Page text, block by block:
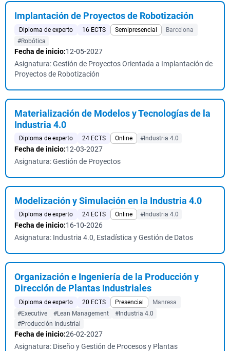
Implantación de Proyectos de Robotización
Diploma de experto 16 ECTS Semipresencial
Barcelona
#Robótica
Fecha de inicio:12-05-2027
Asignatura: Gestión de Proyectos Orientada a Implantación de
Proyectos de Robotización
Materialización de Modelos y Tecnologías de la
Industria 4.0
Diploma de experto 24 ECTS Online #Industria 4.0
Fecha de inicio:12-03-2027
Asignatura: Gestión de Proyectos
Modelización y Simulación en la Industria 4.0
Diploma de experto 24 ECTS Online #Industria 4.0
Fecha de inicio:16-10-2026
Asignatura: Industria 4.0, Estadística y Gestión de Datos
Organización e Ingeniería de la Producción y
Dirección de Plantas Industriales
Diploma de experto 20 ECTS Presencial
Manresa
#Executive
#Lean Management
#Industria 4.0
#Producción Industrial
Fecha de inicio:26-02-2027
Asignatura: Diseño y Gestión de Procesos y Plantas